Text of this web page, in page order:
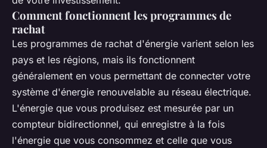
Comment fonctionnent les programmes de
rachat
Les programmes de rachat d'énergie varient selon les
pays et les régions, mais ils fonctionnent
généralement en vous permettant de connecter votre
système d'énergie renouvelable au réseau électrique.
L'énergie que vous produisez est mesurée par un
compteur bidirectionnel, qui enregistre à la fois
l'énergie que vous consommez et celle que vous